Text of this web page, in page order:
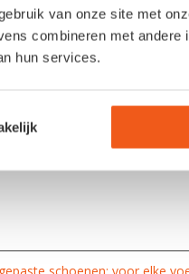
van onze site met
combineren met andere
hun services.
De ontwikkeling
3D- printing industrie
meer gebruik gemaakt
ontwikkelingen om